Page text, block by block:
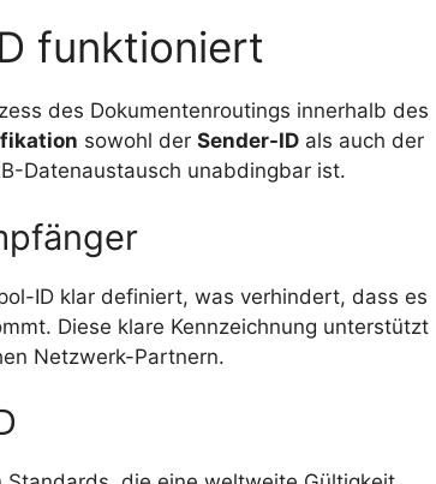
funktioniert
des Dokumentenroutings innerhalb des
sowohl der Sender-ID als auch der
Datenaustausch unabdingbar ist.
ID klar definiert, was verhindert, dass es
Diese klare Kennzeichnung unterstützt
Netzwerk-Partnern.